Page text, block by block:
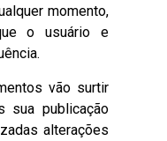
momento,
o usuário e
vão surtir
sua publicação
alterações